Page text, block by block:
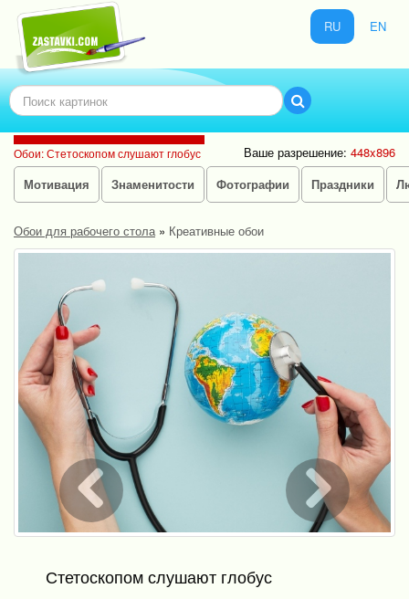
RU EN
Обои: Стетоскопом слушают глобус Ваше разрешение: 448x896
Мотивация
Знаменитости Фотографии Праздники
Обои для рабочего стола» Креативные обои
Стетоскопом слушают глобус